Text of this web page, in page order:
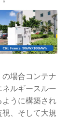
場合コンテナ
ルギースルー
ように構築され
、そして大規